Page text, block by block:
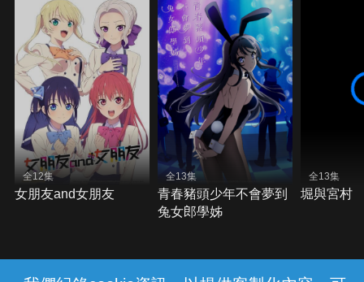
全12集
女朋友and女朋友
全13集
青春豬頭少年不會夢到
兔女郎學姊
全13集
堀與宮村